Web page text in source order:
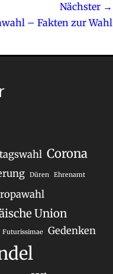
Nächster →
– Fakten zur Wahl
Corona
Düren Ehrenamt
Union
Futurissimae Gedenken